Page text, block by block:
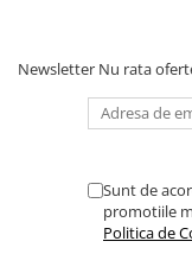
Newsletter Nu rata
Sunt de
promotiile
Politica de